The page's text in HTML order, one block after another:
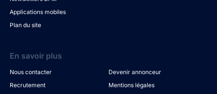
Applications mobiles
Plan du site
En savoir plus
Nous contacter
Devenir annonceur
Recrutement
Mentions légales